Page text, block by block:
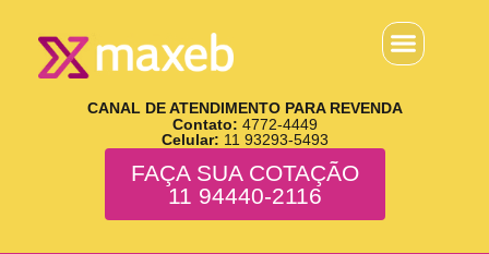
CANAL DE ATENDIMENTO PARA REVENDA
Contato: 4772-4449
Celular: 11 93293-5493
FAÇA SUA COTAÇÃO
11 94440-2116